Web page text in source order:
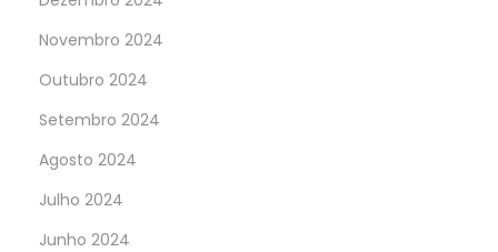
Novembro 2024
Outubro 2024
Setembro 2024
Agosto 2024
Julho 2024
Junho 2024